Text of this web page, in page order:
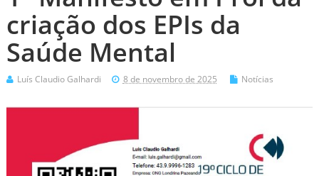
criação dos EPIs da
Saúde Mental
Luís Claudio Galhardi 8 de novembro de 2025 Notícias